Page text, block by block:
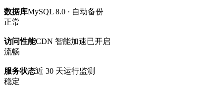
数据库MySQL 8.0 · 自动备份
正常
访问性能CDN 智能加速已开启
流畅
服务状态近 30 天运行监测
稳定